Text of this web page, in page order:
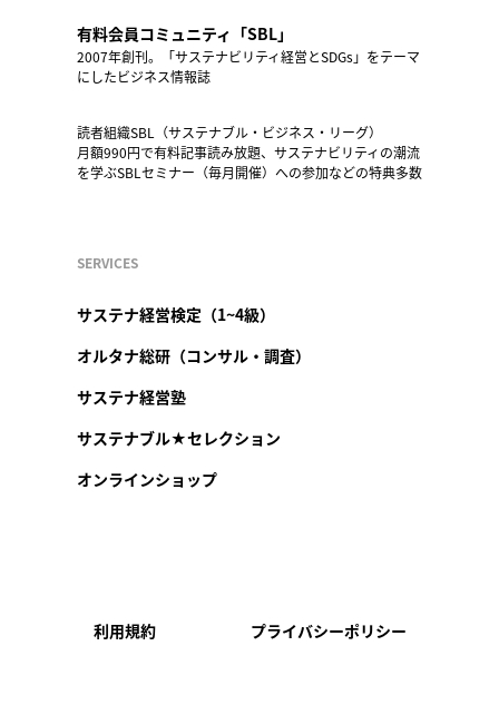
有料会員コミュニティ「SBL」
2007年創刊。「サステナビリティ経営とSDGs」をテーマ
にしたビジネス情報誌
読者組織SBL（サステナブル・ビジネス・リーグ）
月額990円で有料記事読み放題、サステナビリティの潮流
を学ぶSBLセミナー（毎月開催）への参加などの特典多数
SERVICES
サステナ経営検定（1~4級）
オルタナ総研（コンサル・調査）
サステナ経営塾
サステナブル★セレクション
オンラインショップ
利用規約 プライバシーポリシー